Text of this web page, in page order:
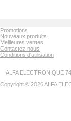
Promotions
Nouveaux produits
Meilleures ventes
Contactez-nous
Conditions d'utilisation
ALFA ELECTRONIQUE
Copyright © 2026 ALFA